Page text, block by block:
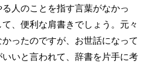
人のことを指す言葉がなかっ
、便利な肩書きでしょう。元々
ったのですが、お世話になって
いと言われて、辞書を片手に考